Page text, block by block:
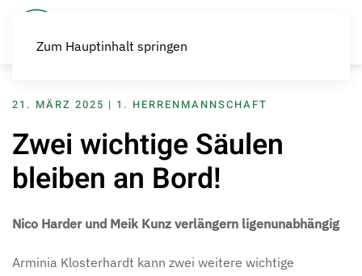
Zum Hauptinhalt springen
21. MÄRZ 2025 | 1. HERRENMANNSCHAFT
Zwei wichtige Säulen
bleiben an Bord!
Nico Harder und Meik Kunz verlängern ligenunabhängig
Arminia Klosterhardt kann zwei weitere wichtige